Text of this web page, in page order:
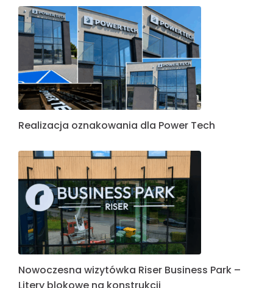
Realizacja oznakowania dla Power Tech
Nowoczesna wizytówka Riser Business Park –
Litery blokowe na konstrukcji